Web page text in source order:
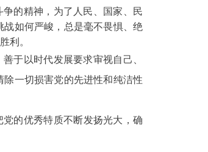
的精神，为了人民、国家、民
如何严峻，总是毫不畏惧、绝
利。
于以时代发展要求审视自己、
一切损害党的先进性和纯洁性
的优秀特质不断发扬光大，确